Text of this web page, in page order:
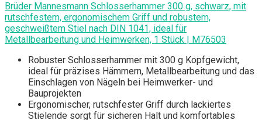
Brüder Mannesmann Schlosserhammer 300 g, schwarz, mit
rutschfestem, ergonomischem Griff und robustem,
geschweißtem Stiel nach DIN 1041, ideal für
Metallbearbeitung und Heimwerken, 1 Stück | M76503
Robuster Schlosserhammer mit 300 g Kopfgewicht,
ideal für präzises Hämmern, Metallbearbeitung und das
Einschlagen von Nägeln bei Heimwerker- und
Bauprojekten
Ergonomischer, rutschfester Griff durch lackiertes
Stielende sorgt für sicheren Halt und komfortables